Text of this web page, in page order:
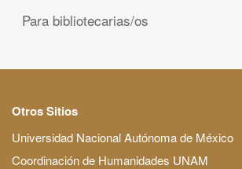
Para bibliotecarias/os
Otros Sitios
Universidad Nacional Autónoma de México
Coordinación de Humanidades UNAM